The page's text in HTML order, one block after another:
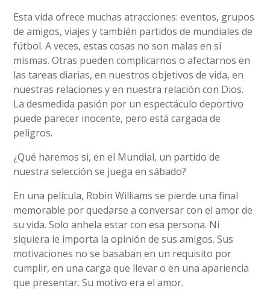
Esta vida ofrece muchas atracciones: eventos, grupos
de amigos, viajes y también partidos de mundiales de
fútbol. A veces, estas cosas no son malas en sí
mismas. Otras pueden complicarnos o afectarnos en
las tareas diarias, en nuestros objetivos de vida, en
nuestras relaciones y en nuestra relación con Dios.
La desmedida pasión por un espectáculo deportivo
puede parecer inocente, pero está cargada de
peligros.
¿Qué haremos si, en el Mundial, un partido de
nuestra selección se juega en sábado?
En una película, Robin Williams se pierde una final
memorable por quedarse a conversar con el amor de
su vida. Solo anhela estar con esa persona. Ni
siquiera le importa la opinión de sus amigos. Sus
motivaciones no se basaban en un requisito por
cumplir, en una carga que llevar o en una apariencia
que presentar. Su motivo era el amor.